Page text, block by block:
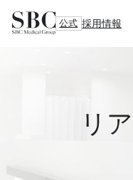
公式 採用情報
リ